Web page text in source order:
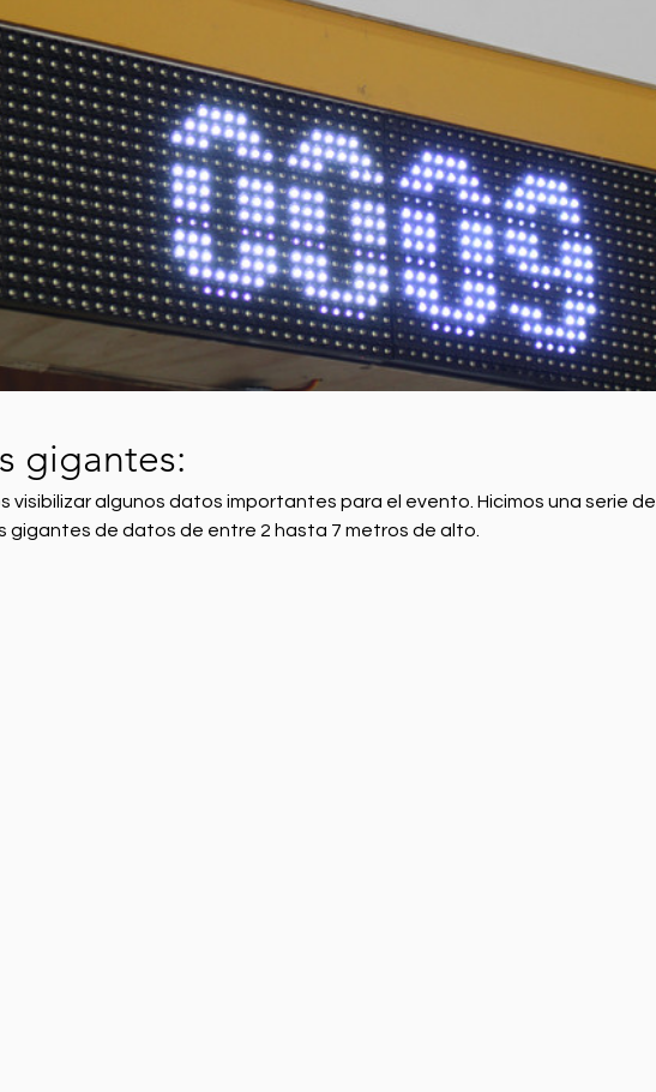
gigantes:
visibilizar algunos datos importantes para el evento. Hicimos una serie de
gigantes de datos de entre 2 hasta 7 metros de alto.